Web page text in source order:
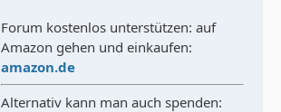
Forum kostenlos unterstützen: auf
Amazon gehen und einkaufen:
amazon.de
Alternativ kann man auch spenden: